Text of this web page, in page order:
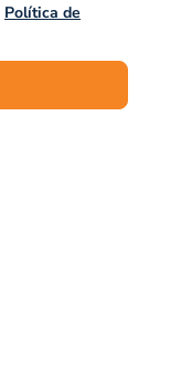
Política de